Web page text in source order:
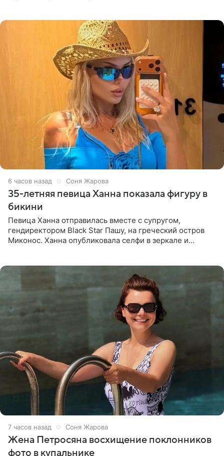
6 часов назад Соня Жарова
35-летняя певица Ханна показала фигуру в
бикини
Певица Ханна отправилась вместе с супругом,
гендиректором Black Star Пашу, на греческий остров
Миконос. Ханна опубликовала селфи в зеркале и
7 часов назад Соня Жарова
Жена Петросяна восхищение поклонников
фото в купальнике